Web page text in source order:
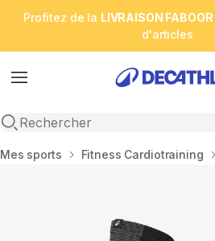
Profitez de la LIVRAISON FABOOR
d'articles
Menu
Open search
Accueil
Mes sports Fitness Cardiotraining